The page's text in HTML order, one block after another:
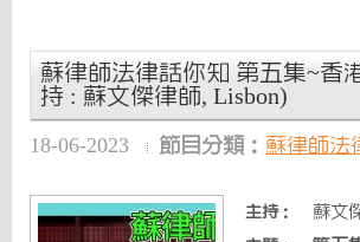
蘇律師法律話你知 第五集~香
持 : 蘇文傑律師, Lisbon)
18-06-2023 節目分類： 蘇律師法
主持： 蘇文